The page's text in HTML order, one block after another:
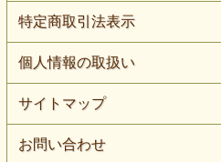
白地に、ピンク・赤・黄色・ミ
れた、
花畑のようなかわいらしさがあ
も取り入れやすい印象です。
綿100％のダブルガーゼなので、
肌あたりのやわらかさを活かし
パジャマ、ブラウス、チュニッ
特定商取引法表示
個人情報の取扱い
サイトマップ
お問い合わせ